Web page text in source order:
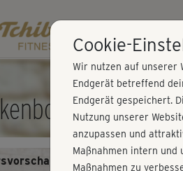
Woche
- Anmelden und alles
Cookie-
Wir nutzen auf unserer
Endgerät betreffend
Endgerät gespeichert.
Nutzung unserer
anzupassen und
Maßnahmen intern und
Maßnahmen zu